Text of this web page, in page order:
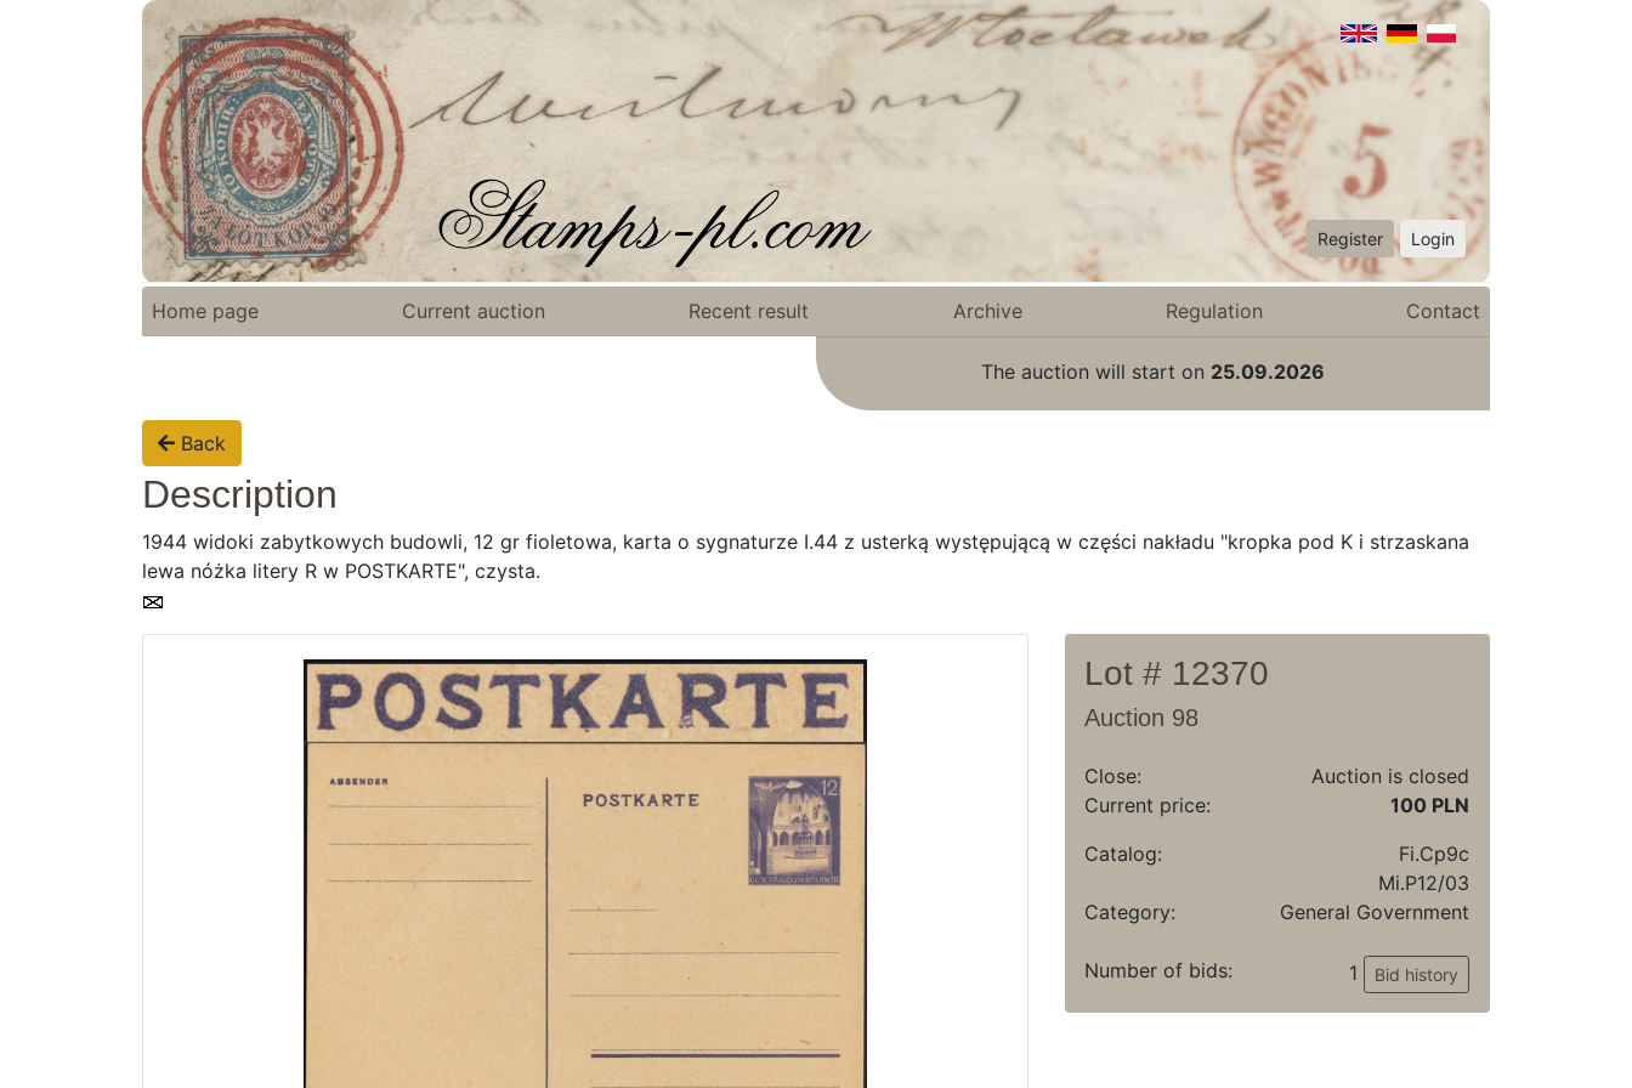
Register Login
Home page Current auction Recent result Archive Regulation Contact
The auction will start on 25.09.2026
Back
Description
1944 widoki zabytkowych budowli, 12 gr fioletowa, karta o sygnaturze I.44 z usterką występującą w części nakładu "kropka pod K i strzaskana
lewa nóżka litery R w POSTKARTE", czysta.
Lot # 12370
Auction 98
Close:
Auction is closed
Current price:
100 PLN
Catalog:
Fi.Cp9c
Mi.P12/03
Category:
General Government
Number of bids: 1 Bid history